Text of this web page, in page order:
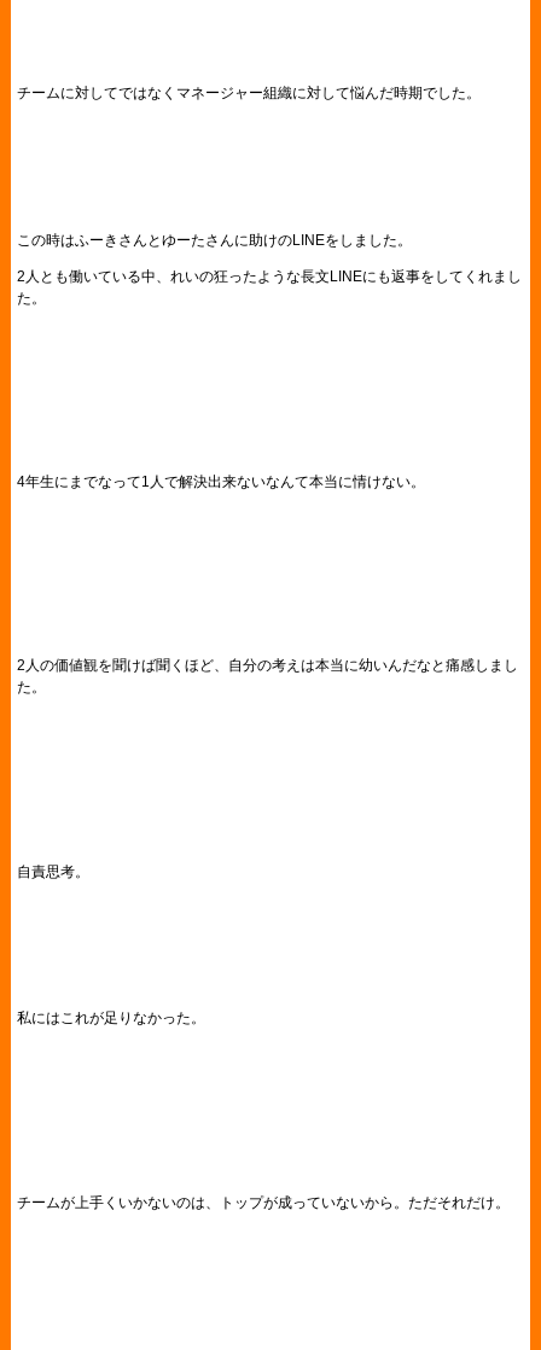
チームに対してではなくマネージャー組織に対して悩んだ時期でした。
この時はふーきさんとゆーたさんに助けのLINEをしました。
2人とも働いている中、れいの狂ったような長文LINEにも返事をしてくれまし
た。
4年生にまでなって1人で解決出来ないなんて本当に情けない。
2人の価値観を聞けば聞くほど、自分の考えは本当に幼いんだなと痛感しまし
た。
自責思考。
私にはこれが足りなかった。
チームが上手くいかないのは、トップが成っていないから。ただそれだけ。